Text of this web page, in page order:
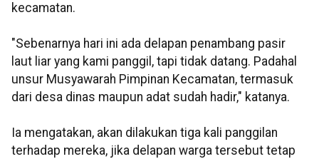
kecamatan.
"Sebenarnya hari ini ada delapan penambang pasir
laut liar yang kami panggil, tapi tidak datang. Padahal
unsur Musyawarah Pimpinan Kecamatan, termasuk
dari desa dinas maupun adat sudah hadir," katanya.
Ia mengatakan, akan dilakukan tiga kali panggilan
terhadap mereka, jika delapan warga tersebut tetap